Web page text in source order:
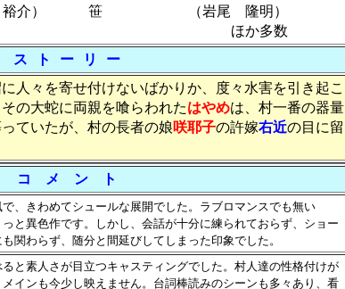
介） 笹 （岩尾 隆明）
多数
ス ト ー リ ー
人々を寄せ付けないばかりか、度々水害を引き起こ
の大蛇に両親を喰らわれたはやめは、村一番の器量
ていたが、村の長者の娘咲耶子の許嫁右近の目に留
コ メ ン ト
で、きわめてシュールな展開でした。ラブロマンスでも無い
っと異色作です。しかし、会話が十分に練られておらず、ショー
も関わらず、随分と間延びしてしまった印象でした。
と素人さが目立つキャスティングでした。村人達の性格付けが
インも今少し映えません。台詞棒読みのシーンも多々あり、看